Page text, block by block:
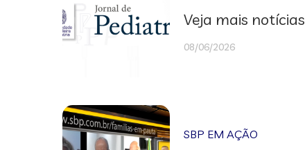
Veja mais notícias
08/06/2026
SBP EM AÇÃO